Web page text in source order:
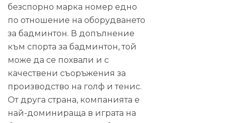
безспорно марка номер едно
по отношение на оборудването
за бадминтон. В допълнение
към спорта за бадминтон, той
може да се похвали и с
качествени съоръжения за
производство на голф и тенис.
От друга страна, компанията е
най-доминираща в играта на